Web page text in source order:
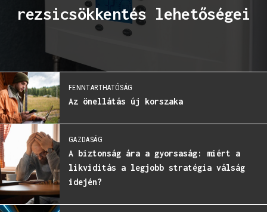
rezsicsökkentés lehetőségei
FENNTARTHATÓSÁG
Az önellátás új korszaka
GAZDASÁG
A biztonság ára a gyorsaság: miért a
likviditás a legjobb stratégia válság
idején?